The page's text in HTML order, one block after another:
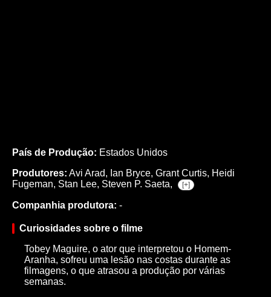
País de Produção: Estados Unidos
Produtores: Avi Arad, Ian Bryce, Grant Curtis, Heidi
Fugeman, Stan Lee, Steven P. Saeta, [+]
Companhia produtora: -
Curiosidades sobre o filme
Tobey Maguire, o ator que interpretou o Homem-
Aranha, sofreu uma lesão nas costas durante as
filmagens, o que atrasou a produção por várias
semanas.